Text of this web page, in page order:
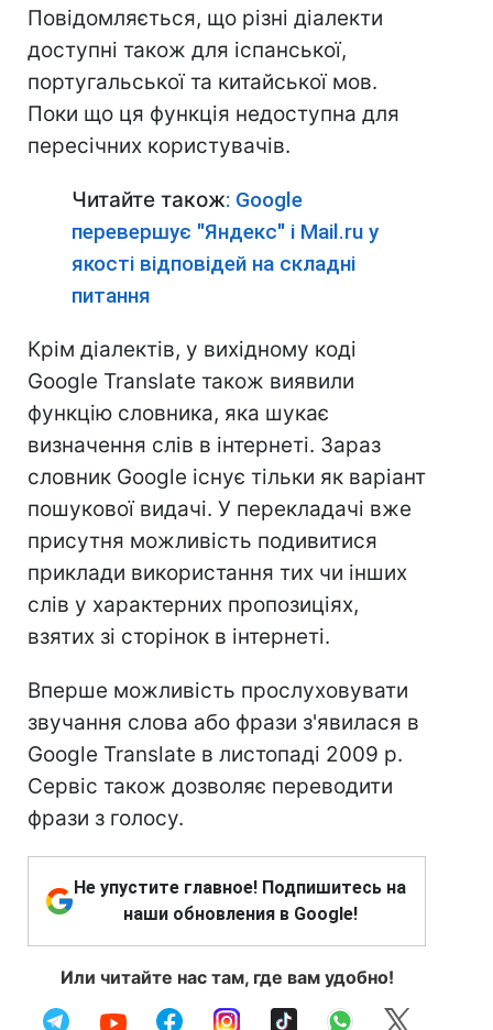
Повідомляється, що різні діалекти
доступні також для іспанської,
португальської та китайської мов.
Поки що ця функція недоступна для
пересічних користувачів.
Читайте також: Google
перевершує "Яндекс" і Mail.ru у
якості відповідей на складні
питання
Крім діалектів, у вихідному коді
Google Translate також виявили
функцію словника, яка шукає
визначення слів в інтернеті. Зараз
словник Google існує тільки як варіант
пошукової видачі. У перекладачі вже
присутня можливість подивитися
приклади використання тих чи інших
слів у характерних пропозиціях,
взятих зі сторінок в інтернеті.
Вперше можливість прослуховувати
звучання слова або фрази з'явилася в
Google Translate в листопаді 2009 р.
Сервіс також дозволяє переводити
фрази з голосу.
Не упустите главное! Подпишитесь на
наши обновления в Google!
Или читайте нас там, где вам удобно!